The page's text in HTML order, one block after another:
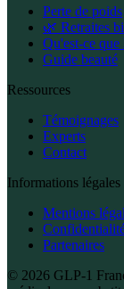
Perte de poids
🌿 Retraites
Qu'est-ce
Guide beauté
Ressources
Témoignages
Experts
Contact
Informations légales
Mentions
Partenaires
© 2026 GLP-1